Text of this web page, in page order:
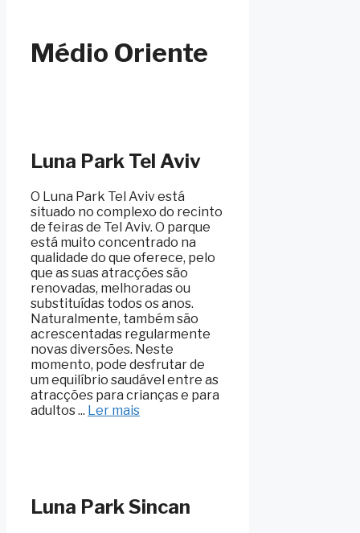
Médio Oriente
Luna Park Tel Aviv
O Luna Park Tel Aviv está
situado no complexo do recinto
de feiras de Tel Aviv. O parque
está muito concentrado na
qualidade do que oferece, pelo
que as suas atracções são
renovadas, melhoradas ou
substituídas todos os anos.
Naturalmente, também são
acrescentadas regularmente
novas diversões. Neste
momento, pode desfrutar de
um equilíbrio saudável entre as
atracções para crianças e para
adultos ... Ler mais
Luna Park Sincan